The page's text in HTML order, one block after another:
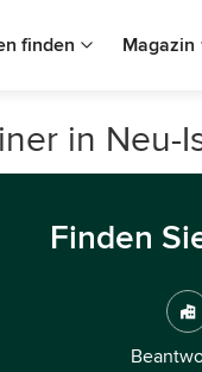
finden Magazin
in Neu-
Finden